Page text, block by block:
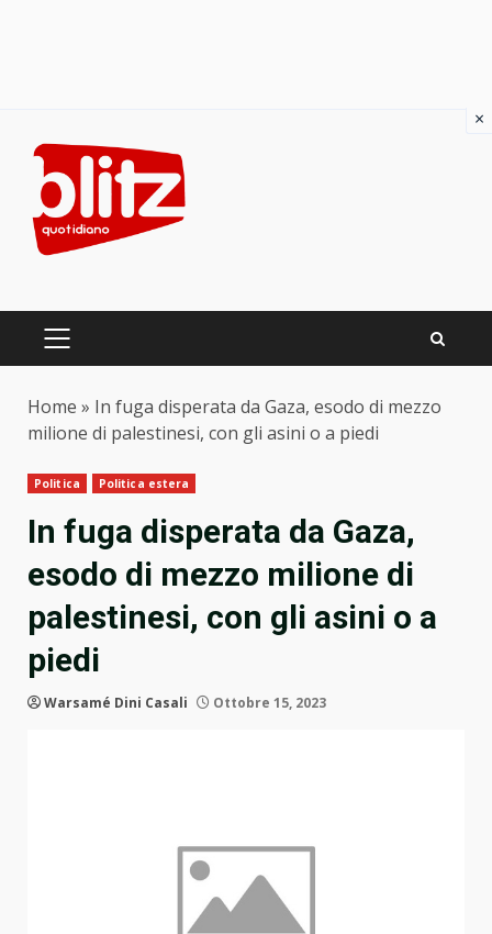
content
PRIMARY
Home » In fuga disperata da Gaza, esodo di mezzo
milione di palestinesi, con gli asini o a piedi
Politica Politica estera
In fuga disperata da Gaza,
esodo di mezzo milione di
palestinesi, con gli asini o a
piedi
Warsamé Dini Casali Ottobre 15, 2023
×